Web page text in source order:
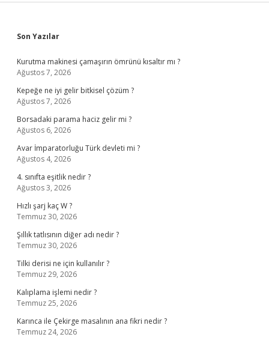
Sidebar
Son Yazılar
Kurutma makinesi çamaşırın ömrünü kısaltır mı ?
Ağustos 7, 2026
Kepeğe ne iyi gelir bitkisel çözüm ?
Ağustos 7, 2026
Borsadaki parama haciz gelir mi ?
Ağustos 6, 2026
Avar İmparatorluğu Türk devleti mi ?
Ağustos 4, 2026
4. sınıfta eşitlik nedir ?
Ağustos 3, 2026
Hızlı şarj kaç W ?
Temmuz 30, 2026
Şıllık tatlısının diğer adı nedir ?
Temmuz 30, 2026
Tilki derisi ne için kullanılır ?
Temmuz 29, 2026
Kalıplama işlemi nedir ?
Temmuz 25, 2026
Karınca ile Çekirge masalının ana fikri nedir ?
Temmuz 24, 2026